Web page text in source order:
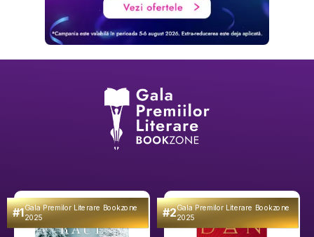
#1Gala Premilor Literare Bookzone
2025 #2Gala Premilor Literare Bookzone
2025